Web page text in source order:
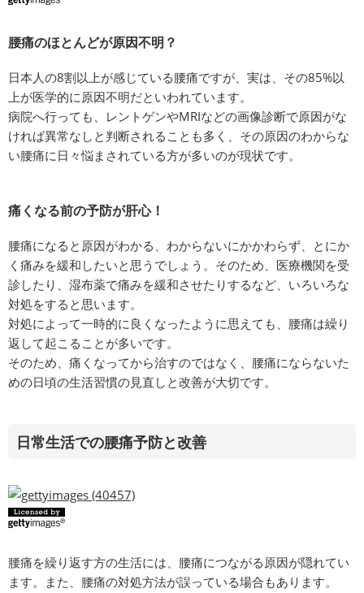
腰痛のほとんどが原因不明？
日本人の8割以上が感じている腰痛ですが、実は、その85%以
上が医学的に原因不明だといわれています。
病院へ行っても、レントゲンやMRIなどの画像診断で原因がな
ければ異常なしと判断されることも多く、その原因のわからな
い腰痛に日々悩まされている方が多いのが現状です。
痛くなる前の予防が肝心！
腰痛になると原因がわかる、わからないにかかわらず、とにか
く痛みを緩和したいと思うでしょう。そのため、医療機関を受
診したり、湿布薬で痛みを緩和させたりするなど、いろいろな
対処をすると思います。
対処によって一時的に良くなったように思えても、腰痛は繰り
返して起こることが多いです。
そのため、痛くなってから治すのではなく、腰痛にならないた
めの日頃の生活習慣の見直しと改善が大切です。
日常生活での腰痛予防と改善
腰痛を繰り返す方の生活には、腰痛につながる原因が隠れてい
ます。また、腰痛の対処方法が誤っている場合もあります。